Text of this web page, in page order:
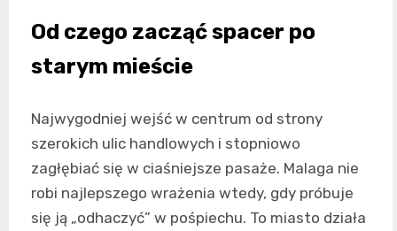
Od czego zacząć spacer po
starym mieście
Najwygodniej wejść w centrum od strony
szerokich ulic handlowych i stopniowo
zagłębiać się w ciaśniejsze pasaże. Malaga nie
robi najlepszego wrażenia wtedy, gdy próbuje
się ją „odhaczyć” w pośpiechu. To miasto działa